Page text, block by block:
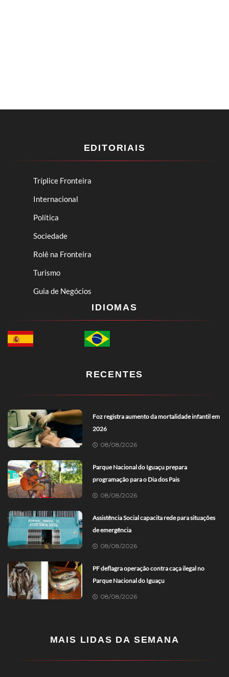
EDITORIAIS
Tríplice Fronteira
Internacional
Política
Sociedade
Rolê na Fronteira
Turismo
Guia de Negócios
IDIOMAS
RECENTES
Foz registra aumento da mortalidade infantil em
2026
08/08/2026
Parque Nacional do Iguaçu prepara
programação para o Dia dos Pais
08/08/2026
Assistência Social capacita rede para situações
de emergência
08/08/2026
PF deflagra operação contra caça ilegal no
Parque Nacional do Iguaçu
08/08/2026
MAIS LIDAS DA SEMANA